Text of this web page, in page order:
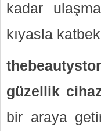
kadar
kıyasla
güzellik
bir araya